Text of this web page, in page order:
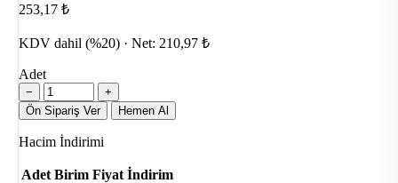
253,17 ₺
KDV dahil (%20) · Net: 210,97 ₺
Adet
−
+
Ön Sipariş Ver
Hemen Al
Hacim İndirimi
Adet Birim Fiyat İndirim